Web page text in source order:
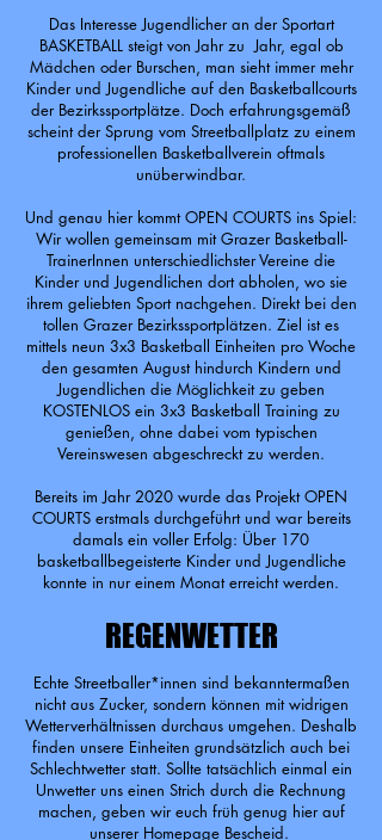
Das Interesse Jugendlicher an der Sportart
BASKETBALL steigt von Jahr zu Jahr, egal ob
Mädchen oder Burschen, man sieht immer mehr
Kinder und Jugendliche auf den Basketballcourts
der Bezirkssportplätze. Doch erfahrungsgemäß
scheint der Sprung vom Streetballplatz zu einem
professionellen Basketballverein oftmals
unüberwindbar.
Und genau hier kommt OPEN COURTS ins Spiel:
Wir wollen gemeinsam mit Grazer Basketball-
TrainerInnen unterschiedlichster Vereine die
Kinder und Jugendlichen dort abholen, wo sie
ihrem geliebten Sport nachgehen. Direkt bei den
tollen Grazer Bezirkssportplätzen. Ziel ist es
mittels neun 3x3 Basketball Einheiten pro Woche
den gesamten August hindurch Kindern und
Jugendlichen die Möglichkeit zu geben
KOSTENLOS ein 3x3 Basketball Training zu
genießen, ohne dabei vom typischen
Vereinswesen abgeschreckt zu werden.
Bereits im Jahr 2020 wurde das Projekt OPEN
COURTS erstmals durchgeführt und war bereits
damals ein voller Erfolg: Über 170
basketballbegeisterte Kinder und Jugendliche
konnte in nur einem Monat erreicht werden.
REGENWETTER
Echte Streetballer*innen sind bekanntermaßen
nicht aus Zucker, sondern können mit widrigen
Wetterverhältnissen durchaus umgehen. Deshalb
finden unsere Einheiten grundsätzlich auch bei
Schlechtwetter statt. Sollte tatsächlich einmal ein
Unwetter uns einen Strich durch die Rechnung
machen, geben wir euch früh genug hier auf
unserer Homepage Bescheid.